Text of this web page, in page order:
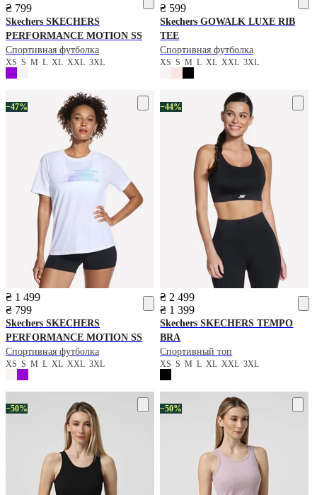
₴ 799
Skechers SKECHERS
PERFORMANCE MOTION SS
Спортивная футболка
XS S M L XL XXL 3XL
₴ 599
Skechers GOWALK LUXE RIB
TEE
Спортивная футболка
XSSMLXLXXL3XL
−47%
₴ 1 499
₴ 799
Skechers SKECHERS
PERFORMANCE MOTION SS
Спортивная футболка
XS S M L XL XXL 3XL
−44%
₴ 2 499
₴ 1 399
Skechers SKECHERS TEMPO
BRA
Спортивный топ
XSSMLXLXXL3XL
−50% −50%